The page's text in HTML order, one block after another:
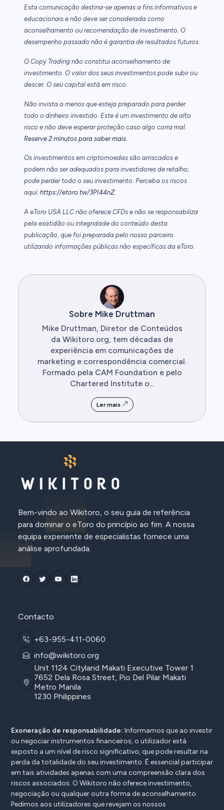
Esta comunicação destina-se apenas a fins informativos e
educacionais e não deve ser considerada como
aconselhamento ou recomendação de investimento. O
desempenho passado não é garantia de resultados futuros.
O Copy Trading não constitui aconselhamento de
investimento. O valor dos seus investimentos pode subir ou
descer. O seu capital está em risco.
Não invista a menos que esteja preparado para perder
todo o dinheiro investido. Este é um investimento de alto
risco e não deve esperar proteção caso algo corra mal.
Reserve 2 minutos para saber mais.
Os investimentos em criptomoedas são arriscados e
podem não ser adequados para investidores de retalho;
pode perder todo o seu investimento. Perceba os riscos
aqui: https://etoro.tw/3PI44nZ.
A eToro USA LLC não oferece CFDs e não se responsabiliza
pela exatidão ou integridade do conteúdo desta
publicação, que foi preparada pelo nosso parceiro
utilizando informações públicas não específicas da eToro.
Sobre Mike Druttman
Mike Druttman, Diretor de Conteúdos
da Wikitoro.org, tem décadas de
experiência em comunicações de
marketing e correspondência comercial.
Formado pela CAM Foundation e pelo
Chartered Institute o...
Ler mais
Bem-vindo ao Wikitoro, o seu guia de referência
para dominar o eToro do princípio ao fim. A nossa
equipa experiente de especialistas fornece uma
análise aprofundada.
Contacto
+63-955-411-0060
info@wikitoro.org
Unit 1124 Cityland Makati Executive Tower 1
7652 Dela Rosa Street, Pio Del Pilar Makati
Metro Manila
1230 Philippines
Exoneração de responsabilidade: Informamos que ao investir
ou negociar instrumentos financeiros, o utilizador está
exposto a um nível de risco significativo, que pode resultar na
perda da totalidade do seu investimento. É essencial participar
em tais atividades apenas com uma compreensão clara dos
riscos associados. O Wikitoro não oferece investimento,
negociação ou qualquer outra forma de aconselhamento.
Pedimos aos utilizadores que revejam os nossos